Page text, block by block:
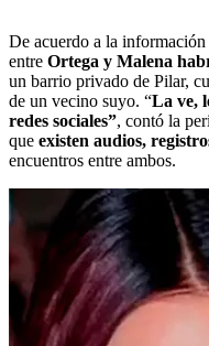
De acuerdo a la
entre Ortega y Malena
un barrio privado de Pilar,
de un vecino suyo. “La ve,
redes sociales”, contó la
que existen audios,
encuentros entre ambos.